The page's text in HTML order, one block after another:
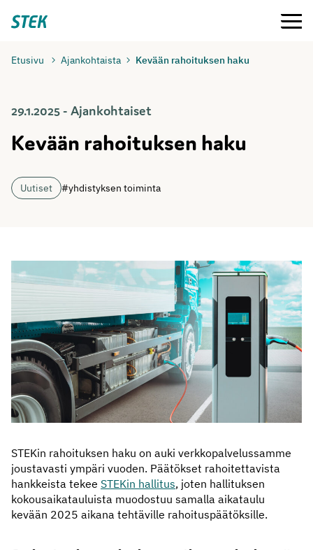
suoraan
Stek Valikko
Etusivu Ajankohtaista Kevään rahoituksen haku
29.1.2025 - Ajankohtaiset
Kevään rahoituksen haku
Uutiset #yhdistyksen toiminta
STEKin rahoituksen haku on auki verkkopalvelussamme
joustavasti ympäri vuoden. Päätökset rahoitettavista
hankkeista tekee STEKin hallitus, joten hallituksen
kokousaikatauluista muodostuu samalla aikataulu
kevään 2025 aikana tehtäville rahoituspäätöksille.